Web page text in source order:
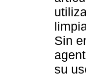
Sin
su